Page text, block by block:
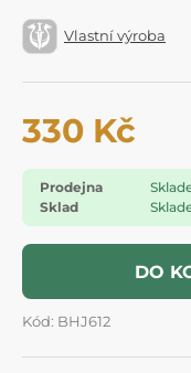
Vlastní výroba
330 Kč
Prodejna
Sklad
DO
Kód: BHJ612